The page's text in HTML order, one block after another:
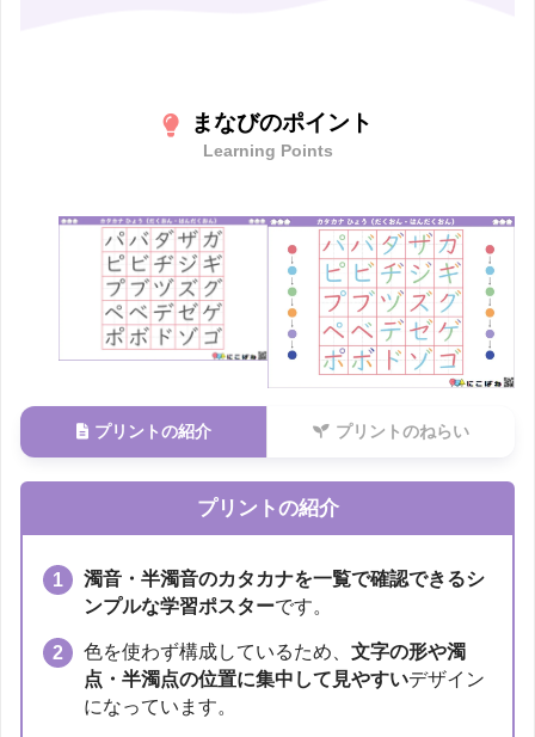
まなびのポイント
Learning Points
プリントの紹介 プリントのねらい
プリントの紹介
濁音・半濁音のカタカナを一覧で確認できるシ
ンプルな学習ポスターです。
色を使わず構成しているため、文字の形や濁
点・半濁点の位置に集中して見やすいデザイン
になっています。